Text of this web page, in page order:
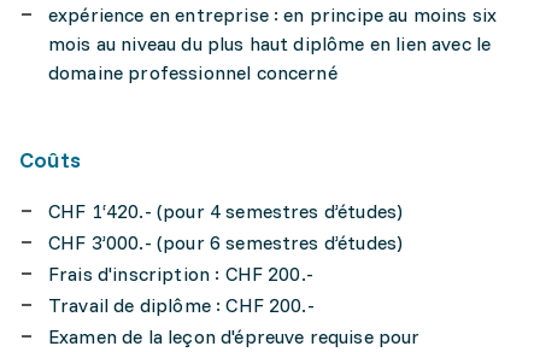
expérience en entreprise : en principe au moins six
mois au niveau du plus haut diplôme en lien avec le
domaine professionnel concerné
Coûts
CHF 1‘420.- (pour 4 semestres d’études)
CHF 3’000.- (pour 6 semestres d’études)
Frais d'inscription : CHF 200.-
Travail de diplôme : CHF 200.-
Examen de la leçon d'épreuve requise pour